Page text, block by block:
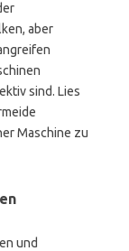
aber
sind. Lies
Maschine zu
und